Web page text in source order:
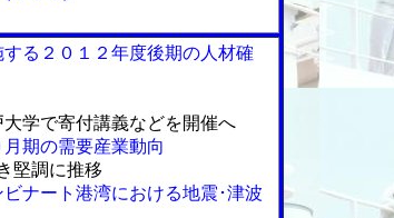
する２０１２年度後期の人材確
学で寄付講義などを開催へ
月期の需要産業動向
堅調に推移
ビナート港湾における地震･津波